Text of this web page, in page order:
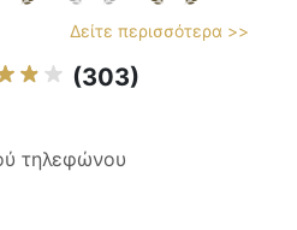
Δείτε περισσότερα >>
(303)
τηλεφώνου